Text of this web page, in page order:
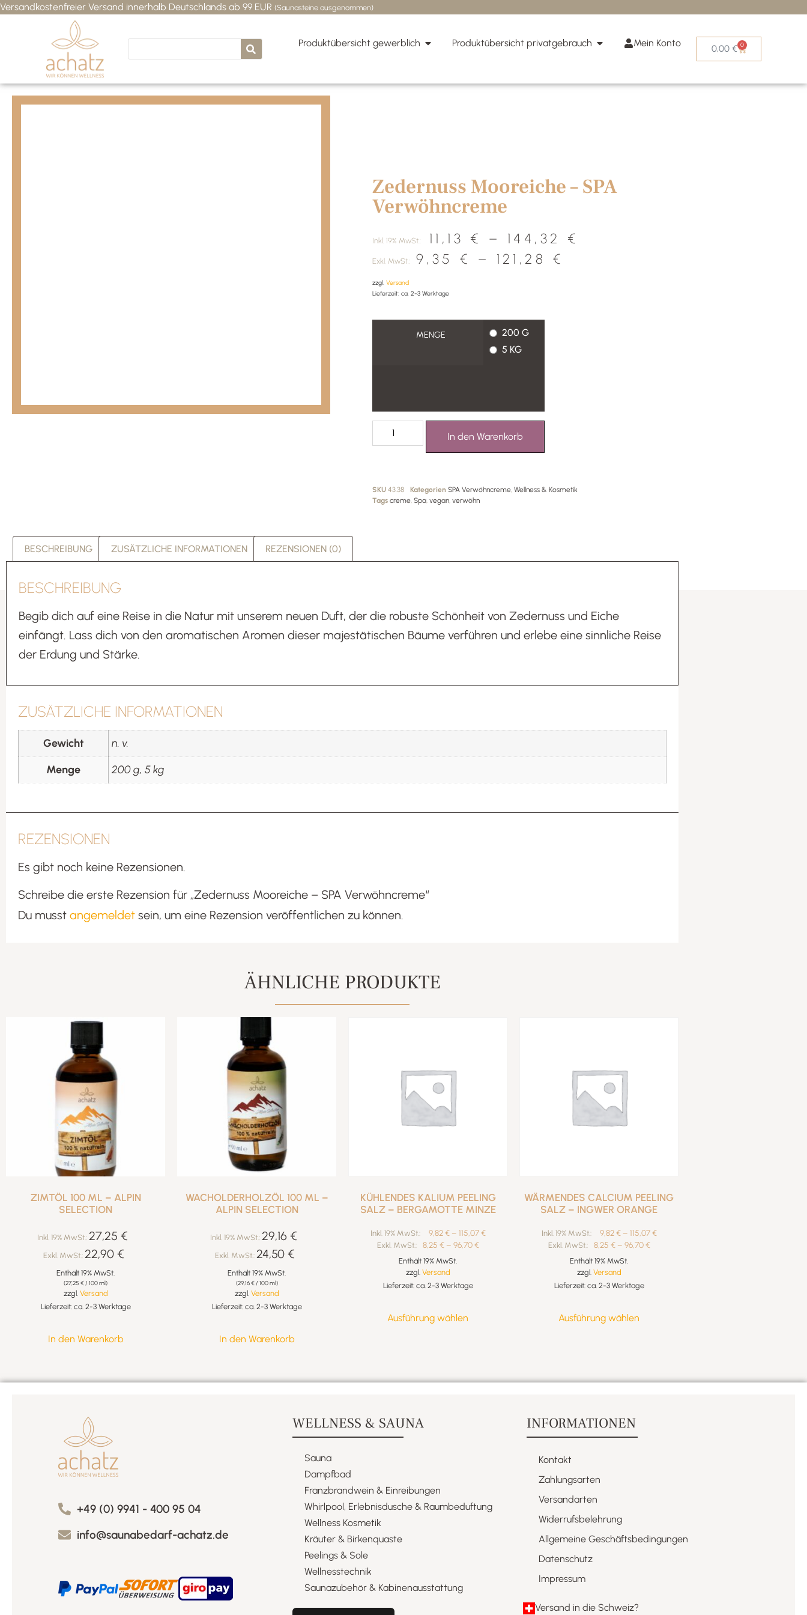
Versandkostenfreier Versand innerhalb Deutschlands ab 99 EUR (Saunasteine ausgenommen)
Produktübersicht gewerblich Produktübersicht privatgebrauch Mein Konto
0,00 € 0
Zedernuss Mooreiche – SPA
Verwöhncreme
Inkl. 19% MwSt.: 11,13 € – 144,32 €
Exkl. MwSt.: 9,35 € – 121,28 €
zzgl. Versand
Lieferzeit: ca. 2-3 Werktage
MENGE
200 G
5 KG
In den Warenkorb
SKU 43.38 Kategorien SPA Verwöhncreme, Wellness & Kosmetik
Tags creme, Spa, vegan, verwöhn
BESCHREIBUNG ZUSÄTZLICHE INFORMATIONEN REZENSIONEN (0)
BESCHREIBUNG
Begib dich auf eine Reise in die Natur mit unserem neuen Duft, der die robuste Schönheit von Zedernuss und Eiche
einfängt. Lass dich von den aromatischen Aromen dieser majestätischen Bäume verführen und erlebe eine sinnliche Reise
der Erdung und Stärke.
ZUSÄTZLICHE INFORMATIONEN
Gewicht
n. v.
Menge
200 g, 5 kg
REZENSIONEN
Es gibt noch keine Rezensionen.
Schreibe die erste Rezension für „Zedernuss Mooreiche – SPA Verwöhncreme“
Du musst angemeldet sein, um eine Rezension veröffentlichen zu können.
ÄHNLICHE PRODUKTE
ZIMTÖL 100 ML – ALPIN
SELECTION
Inkl. 19% MwSt.: 27,25 €
Exkl. MwSt.: 22,90 €
Enthält 19% MwSt.
(27,25 €/ 100 ml)
zzgl. Versand
Lieferzeit: ca. 2-3 Werktage
In den Warenkorb
WACHOLDERHOLZÖL 100 ML –
ALPIN SELECTION
Inkl. 19% MwSt.: 29,16 €
Exkl. MwSt.: 24,50 €
Enthält 19% MwSt.
(29,16€/ 100 ml)
zzgl. Versand
Lieferzeit: ca. 2-3 Werktage
In den Warenkorb
KÜHLENDES KALIUM PEELING
SALZ – BERGAMOTTE MINZE
Inkl. 19% MwSt.: 9,82€ – 115,07€
Exkl. MwSt.: 8,25 € – 96,70€
Enthält 19% MwSt.
zzgl. Versand
Lieferzeit: ca. 2-3 Werktage
Ausführung wählen
WÄRMENDES CALCIUM PEELING
SALZ – INGWER ORANGE
Inkl. 19% MwSt.: 9,82€ – 115,07€
Exkl. MwSt.: 8,25 € – 96,70€
Enthält 19% MwSt.
zzgl. Versand
Lieferzeit: ca. 2-3 Werktage
Ausführung wählen
+49 (0) 9941 - 400 95 04
info@saunabedarf-achatz.de
WELLNESS & SAUNA
Sauna
Dampfbad
Franzbrandwein & Einreibungen​
Whirlpool, Erlebnisdusche & Raumbeduftung​
Wellness Kosmetik​
Kräuter & Birkenquaste​
Peelings & Sole​
Wellnesstechnik​
Saunazubehör & Kabinenausstattung​
INFORMATIONEN
Kontakt
Zahlungsarten
Versandarten
Widerrufsbelehrung
Allgemeine Geschäftsbedingungen
Datenschutz
Impressum
Versand in die Schweiz?